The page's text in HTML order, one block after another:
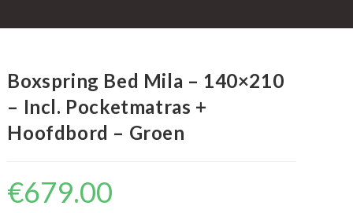
Boxspring Bed Mila – 140×210
– Incl. Pocketmatras +
Hoofdbord – Groen
€679.00